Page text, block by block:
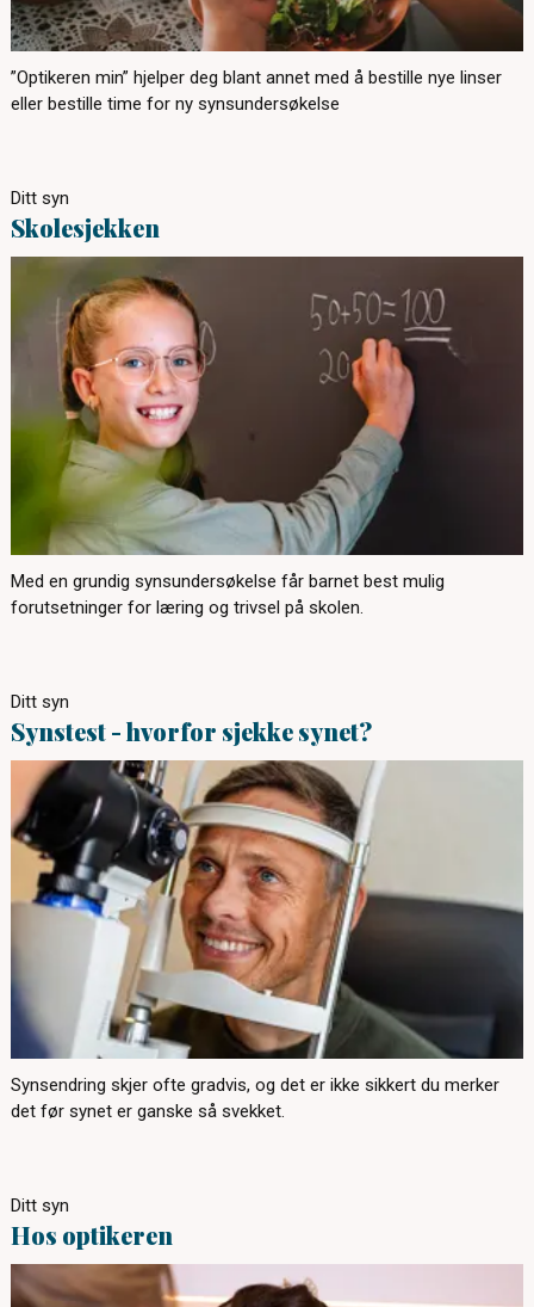
”Optikeren min” hjelper deg blant annet med å bestille nye linser
eller bestille time for ny synsundersøkelse
Ditt syn
Skolesjekken
Med en grundig synsundersøkelse får barnet best mulig
forutsetninger for læring og trivsel på skolen.
Ditt syn
Synstest - hvorfor sjekke synet?
Synsendring skjer ofte gradvis, og det er ikke sikkert du merker
det før synet er ganske så svekket.
Ditt syn
Hos optikeren